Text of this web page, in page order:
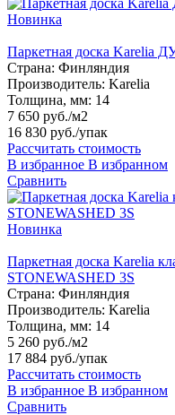
Новинка
Паркетная доска Karelia
Страна: Финляндия
Производитель: Karelia
Толщина, мм: 14
7 650 руб./м2
16 830 руб./упак
Рассчитать стоимость
В избранное В избранном
Сравнить
Новинка
Паркетная доска Karelia
STONEWASHED 3S
Страна: Финляндия
Производитель: Karelia
Толщина, мм: 14
5 260 руб./м2
17 884 руб./упак
Рассчитать стоимость
В избранное В избранном
Сравнить